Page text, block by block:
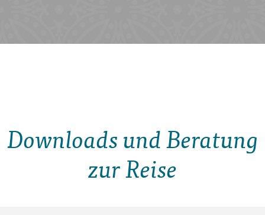
Downloads und Beratung
zur Reise